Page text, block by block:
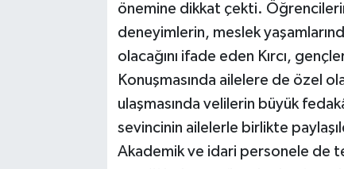
önemine dikkat çekti.
deneyimlerin, meslek
olacağını ifade eden Kırcı,
Konuşmasında ailelere de özel
ulaşmasında velilerin büyük
sevincinin ailelerle birlikte
Akademik ve idari personele de